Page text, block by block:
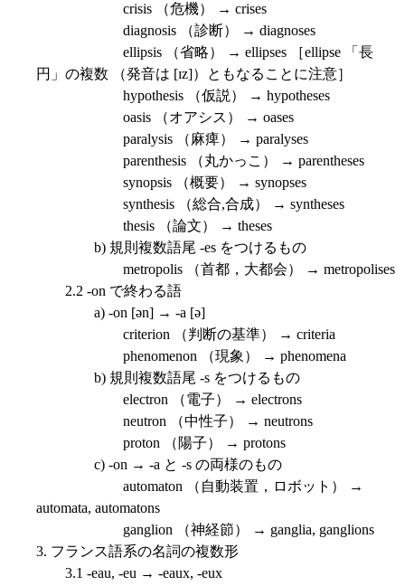
crisis （危機） → crises
diagnosis （診断） → diagnoses
ellipsis （省略） → ellipses ［ellipse 「長
円」の複数 （発音は [ɪz]）ともなることに注意］
hypothesis （仮説） → hypotheses
oasis （オアシス） → oases
paralysis （麻痺） → paralyses
parenthesis （丸かっこ） → parentheses
synopsis （概要） → synopses
synthesis （総合,合成） → syntheses
thesis （論文） → theses
b) 規則複数語尾 -es をつけるもの
metropolis （首都，大都会） → metropolises
2.2 -on で終わる語
a) -on [ən] → -a [ə]
criterion （判断の基準） → criteria
phenomenon （現象） → phenomena
b) 規則複数語尾 -s をつけるもの
electron （電子） → electrons
neutron （中性子） → neutrons
proton （陽子） → protons
c) -on → -a と -s の両様のもの
automaton （自動装置，ロボット） →
automata, automatons
ganglion （神経節） → ganglia, ganglions
3. フランス語系の名詞の複数形
3.1 -eau, -eu → -eaux, -eux